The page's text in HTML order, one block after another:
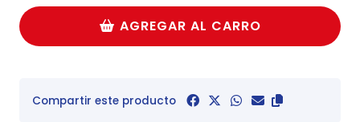
AGREGAR AL CARRO
Compartir este producto